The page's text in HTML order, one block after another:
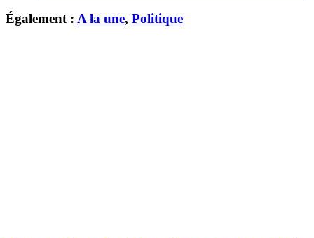
Également : A la une, Politique